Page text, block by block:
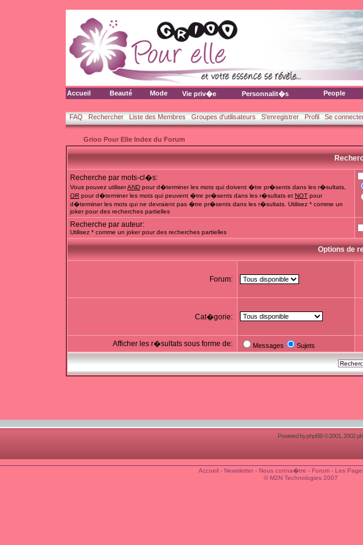
Accueil Beauté Mode Vie priv�e Personnalit�s People
FAQ Rechercher Liste des Membres Groupes d'utilisateurs S'enregistrer Profil Se
Grioo Pour Elle Index du Forum
Recherche par mots-cl�s:
Vous pouvez utiliserAND pour d�terminer les mots qui doivent �tre pr�sents dans les r�sultats,
OR pour d�terminer les mots qui peuvent �tre pr�sents dans les r�sultats et NOT pour
d�terminer les mots qui ne devraient pas �tre pr�sents dans les r�sultats. Utilisez * comme un
joker pour des recherches partielles
Recherche par auteur:
Utilisez * comme un joker pour des recherches partielles
Options de
Forum:
Cat�gorie:
Afficher les r�sultats sous forme de: Messages Sujets
Powered byphpBB© 2001, 2002
Accueil- Newsletter- Nous conna�tre - Forum- Les
© M2N Technologies 2007